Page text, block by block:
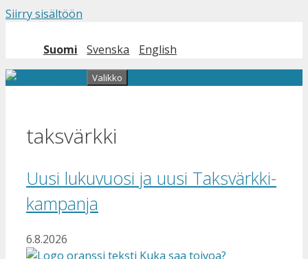
Siirry sisältöön
Suomi Svenska English
Valikko
taksvärkki
Uusi lukuvuosi ja uusi Taksvärkki-
kampanja
6.8.2026